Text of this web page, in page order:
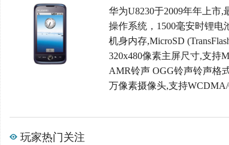
华为U8230于2009年年上市,
操作系统，1500毫安时锂电
机身内存,MicroSD
320x480像素主屏尺寸,支持
AMR铃声 OGG铃声铃声格
万像素摄像头,支持WCDMA/
玩家热门关注